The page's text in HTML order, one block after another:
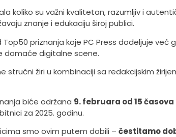
koliko su važni kvalitetan, razumljiv i
znanje i edukaciju široj publici.
priznanja koje PC Press dodeljuje
domaće digitalne scene.
stručni žiri u kombinaciji sa redakcijskim
biće održana 9. februara od 15
za 2025. godinu.
smo ovim putem dobili – čestitamo